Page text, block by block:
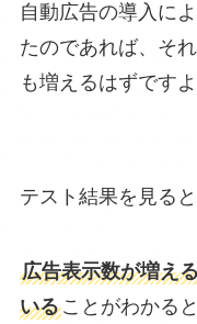
自動広告の導入に
たのであれば、そ
も増えるはずですよ
テスト結果を見る
広告表示数が増え
いることがわかる